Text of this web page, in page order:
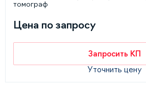
томограф
Цена по запросу
Запросить КП
Уточнить цену